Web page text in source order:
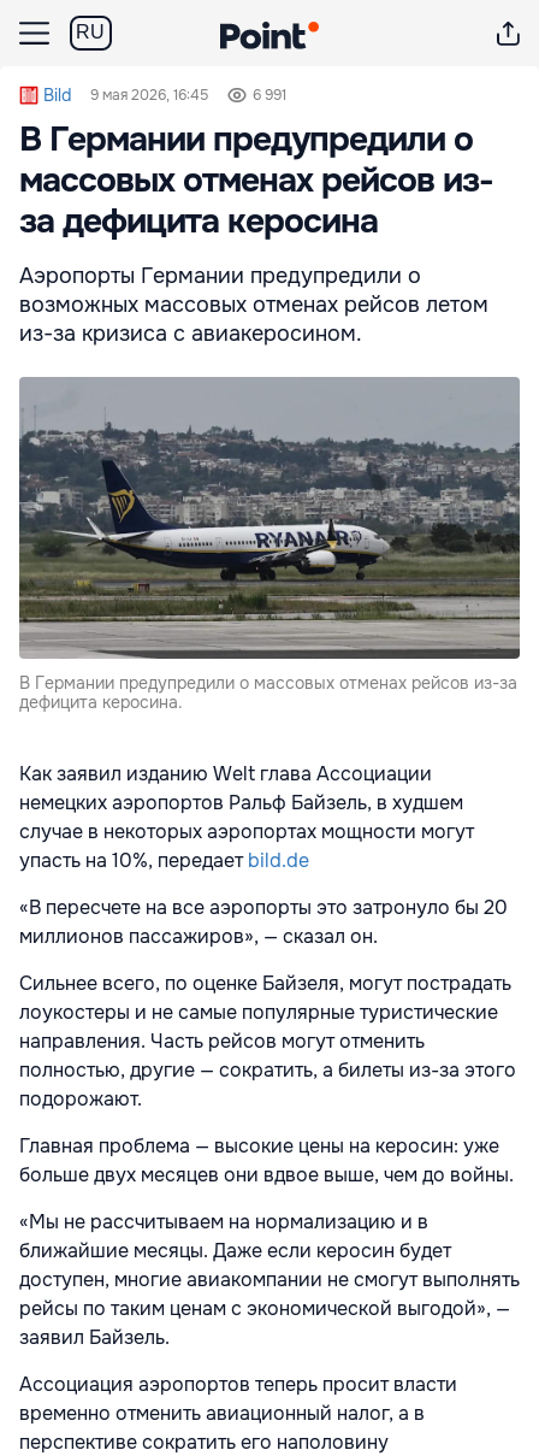
RU
Bild 9 мая 2026, 16:45 6 991
В Германии предупредили о
массовых отменах рейсов из-
за дефицита керосина
Аэропорты Германии предупредили о
возможных массовых отменах рейсов летом
из-за кризиса с авиакеросином.
В Германии предупредили о массовых отменах рейсов из-за
дефицита керосина.
Как заявил изданию Welt глава Ассоциации
немецких аэропортов Ральф Байзель, в худшем
случае в некоторых аэропортах мощности могут
упасть на 10%, передаетbild.de
«В пересчете на все аэропорты это затронуло бы 20
миллионов пассажиров», — сказал он.
Сильнее всего, по оценке Байзеля, могут пострадать
лоукостеры и не самые популярные туристические
направления. Часть рейсов могут отменить
полностью, другие — сократить, а билеты из-за этого
подорожают.
Главная проблема — высокие цены на керосин: уже
больше двух месяцев они вдвое выше, чем до войны.
«Мы не рассчитываем на нормализацию и в
ближайшие месяцы. Даже если керосин будет
доступен, многие авиакомпании не смогут выполнять
рейсы по таким ценам с экономической выгодой», —
заявил Байзель.
Ассоциация аэропортов теперь просит власти
временно отменить авиационный налог, а в
перспективе сократить его наполовину